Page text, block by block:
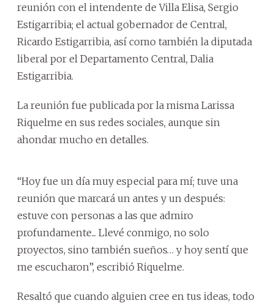
reunión con el intendente de Villa Elisa, Sergio
Estigarribia; el actual gobernador de Central,
Ricardo Estigarribia, así como también la diputada
liberal por el Departamento Central, Dalia
Estigarribia.
La reunión fue publicada por la misma Larissa
Riquelme en sus redes sociales, aunque sin
ahondar mucho en detalles.
“Hoy fue un día muy especial para mí; tuve una
reunión que marcará un antes y un después:
estuve con personas a las que admiro
profundamente... Llevé conmigo, no solo
proyectos, sino también sueños… y hoy sentí que
me escucharon”, escribió Riquelme.
Resaltó que cuando alguien cree en tus ideas, todo